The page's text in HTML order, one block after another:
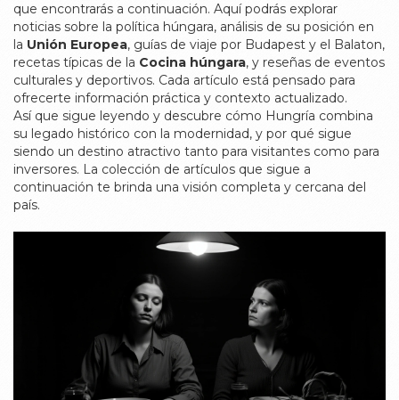
que encontrarás a continuación. Aquí podrás explorar
noticias sobre la política húngara, análisis de su posición en
la Unión Europea, guías de viaje por Budapest y el Balaton,
recetas típicas de la Cocina húngara, y reseñas de eventos
culturales y deportivos. Cada artículo está pensado para
ofrecerte información práctica y contexto actualizado.
Así que sigue leyendo y descubre cómo Hungría combina
su legado histórico con la modernidad, y por qué sigue
siendo un destino atractivo tanto para visitantes como para
inversores. La colección de artículos que sigue a
continuación te brinda una visión completa y cercana del
país.